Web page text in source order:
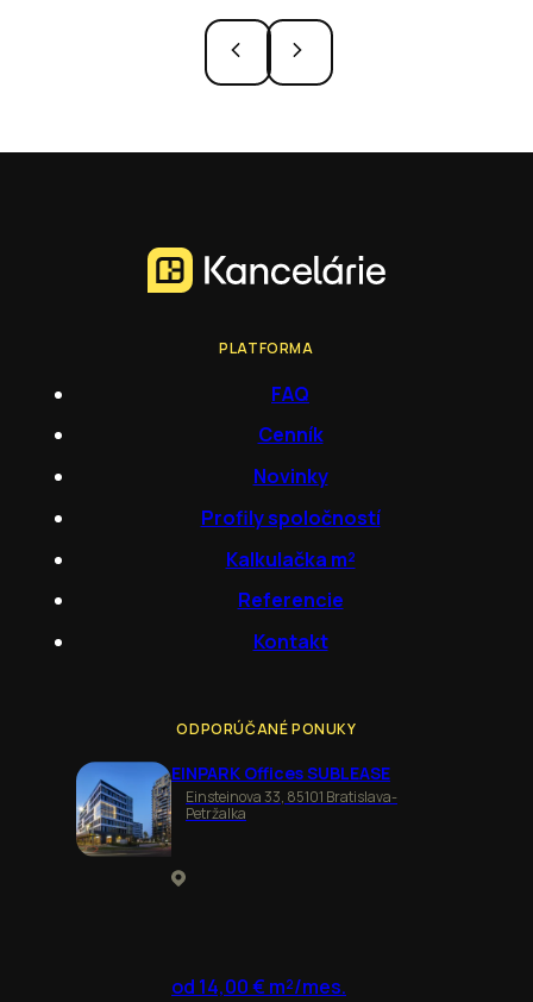
PLATFORMA
FAQ
Cenník
Novinky
Profily spoločností
Kalkulačka m²
Referencie
Kontakt
ODPORÚČANÉ PONUKY
EINPARK Offices SUBLEASE
Einsteinova 33, 85101 Bratislava-
Petržalka
od 14,00 € m²/mes.